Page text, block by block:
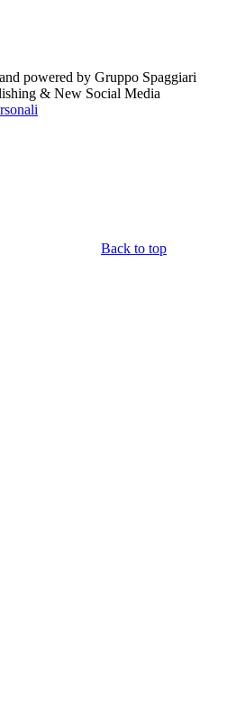
powered by Gruppo Spaggiari
& New Social Media
Back to top